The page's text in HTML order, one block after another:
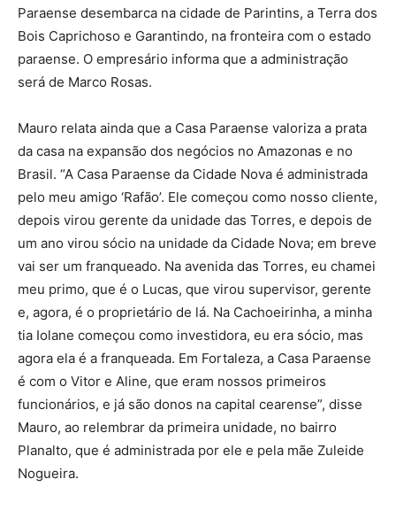
Paraense desembarca na cidade de Parintins, a Terra dos
Bois Caprichoso e Garantindo, na fronteira com o estado
paraense. O empresário informa que a administração
será de Marco Rosas.
Mauro relata ainda que a Casa Paraense valoriza a prata
da casa na expansão dos negócios no Amazonas e no
Brasil. “A Casa Paraense da Cidade Nova é administrada
pelo meu amigo ‘Rafão’. Ele começou como nosso cliente,
depois virou gerente da unidade das Torres, e depois de
um ano virou sócio na unidade da Cidade Nova; em breve
vai ser um franqueado. Na avenida das Torres, eu chamei
meu primo, que é o Lucas, que virou supervisor, gerente
e, agora, é o proprietário de lá. Na Cachoeirinha, a minha
tia Iolane começou como investidora, eu era sócio, mas
agora ela é a franqueada. Em Fortaleza, a Casa Paraense
é com o Vitor e Aline, que eram nossos primeiros
funcionários, e já são donos na capital cearense”, disse
Mauro, ao relembrar da primeira unidade, no bairro
Planalto, que é administrada por ele e pela mãe Zuleide
Nogueira.